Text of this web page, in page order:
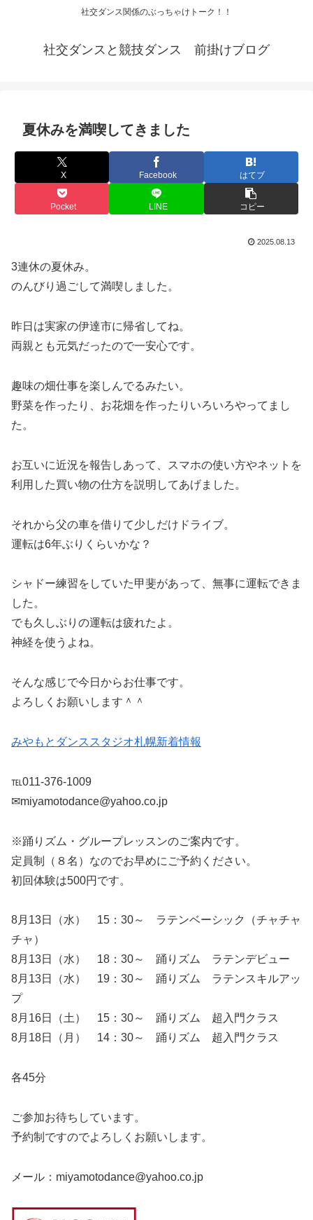
社交ダンス関係のぶっちゃけトーク！！
社交ダンスと競技ダンス 前掛けブログ
夏休みを満喫してきました
X Facebook はてブ
Pocket LINE コピー
2025.08.13
3連休の夏休み。
のんびり過ごして満喫しました。
昨日は実家の伊達市に帰省してね。
両親とも元気だったので一安心です。
趣味の畑仕事を楽しんでるみたい。
野菜を作ったり、お花畑を作ったりいろいろやってまし
た。
お互いに近況を報告しあって、スマホの使い方やネットを
利用した買い物の仕方を説明してあげました。
それから父の車を借りて少しだけドライブ。
運転は6年ぶりくらいかな？
シャドー練習をしていた甲斐があって、無事に運転できま
した。
でも久しぶりの運転は疲れたよ。
神経を使うよね。
そんな感じで今日からお仕事です。
よろしくお願いします＾＾
みやもとダンススタジオ札幌新着情報
℡011-376-1009
✉miyamotodance@yahoo.co.jp
※踊りズム・グループレッスンのご案内です。
定員制（８名）なのでお早めにご予約ください。
初回体験は500円です。
8月13日（水） 15：30～ ラテンベーシック（チャチャ
チャ）
8月13日（水） 18：30～ 踊りズム ラテンデビュー
8月13日（水） 19：30～ 踊りズム ラテンスキルアッ
プ
8月16日（土） 15：30～ 踊りズム 超入門クラス
8月18日（月） 14：30～ 踊りズム 超入門クラス
各45分
ご参加お待ちしています。
予約制ですのでよろしくお願いします。
メール：miyamotodance@yahoo.co.jp